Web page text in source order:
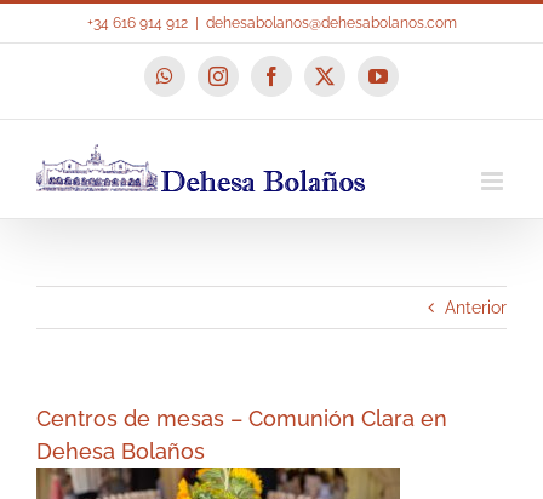
+34 616 914 912 dehesabolanos@dehesabolanos.com
WhatsAppInstagramFacebook
X YouTube
Anterior
Centros de mesas – Comunión Clara en
Dehesa Bolaños